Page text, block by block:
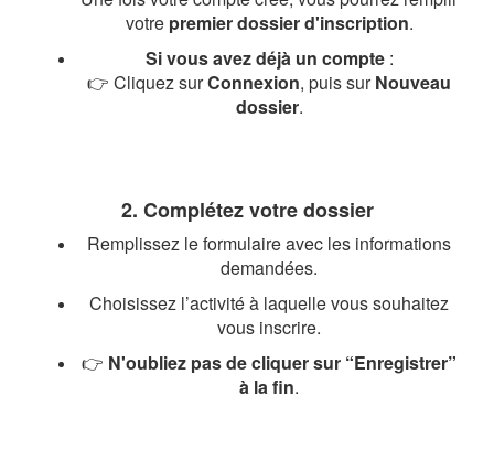
votre premier dossier d'inscription.
Si vous avez déjà un compte:
👉 Cliquez surConnexion, puis surNouveau
dossier.
2. Complétez votre dossier
Remplissez le formulaire avec les informations
demandées.
Choisissez l’activité à laquelle vous souhaitez
vous inscrire.
👉 N'oubliez pas de cliquer sur “Enregistrer”
à la fin.